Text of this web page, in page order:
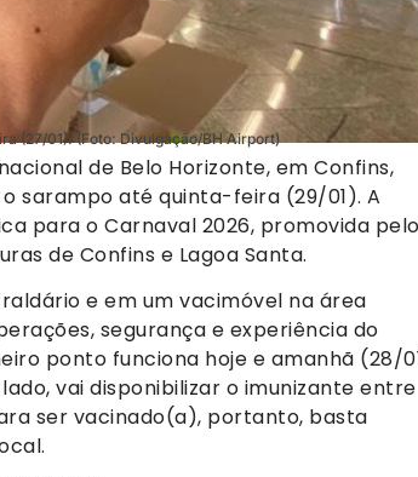
(27/01). (Foto: Divulgação/BH Airport)
de Belo Horizonte, em Confins,
sarampo até quinta-feira (29/01). A
para o Carnaval 2026, promovida pelo
de Confins e Lagoa Santa.
e em um vacimóvel na área
segurança e experiência do
ponto funciona hoje e amanhã (28/
vai disponibilizar o imunizante entre
ser vacinado(a), portanto, basta